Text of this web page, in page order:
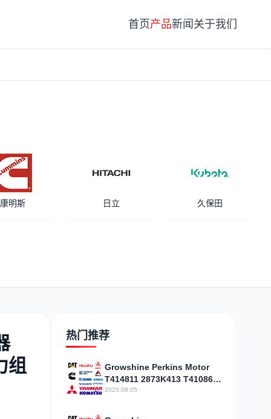
首页产品新闻 关于我们
康明斯 日立 久保田
卡尔玛 杰西博
组
热门推荐
Growshine Perkins Motor
T414811 2873K413 T410861
High Strength Discount
2025.08.05